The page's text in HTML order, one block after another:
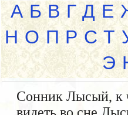
А Б В Г Д Е
Н О П Р С Т
Э
Сонник Лысый, к